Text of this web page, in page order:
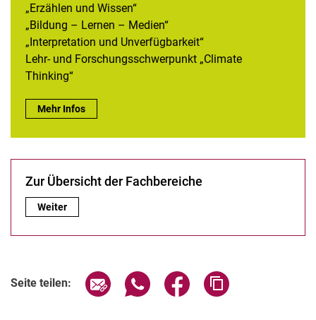
„Erzählen und Wissen“
„Bildung – Lernen – Medien“
„Interpretation und Unverfügbarkeit“
Lehr- und Forschungsschwerpunkt „Climate
Thinking“
Unsere Forschungsschwerpunkte::
Mehr Infos
Zur Übersicht der Fachbereiche
Zur Übersicht der Fachbereiche:
Weiter
Seite teilen: Seite über E-Mail teilen
Seite über WhatsApp teilen
Seite über Facebook